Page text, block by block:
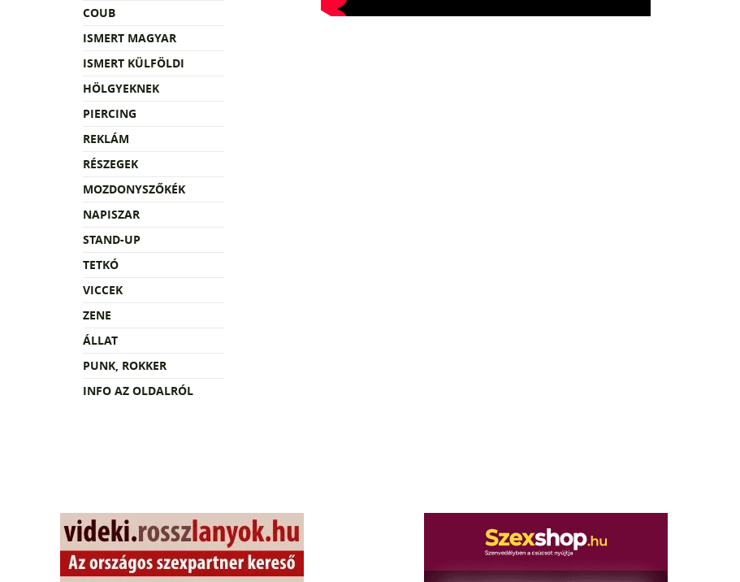
COUB
ISMERT MAGYAR
ISMERT KÜLFÖLDI
HÖLGYEKNEK
PIERCING
REKLÁM
RÉSZEGEK
MOZDONYSZŐKÉK
NAPISZAR
STAND-UP
TETKÓ
VICCEK
ZENE
ÁLLAT
PUNK, ROKKER
INFO AZ OLDALRÓL